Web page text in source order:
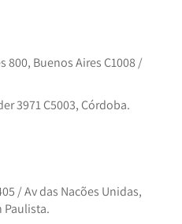
800, Buenos Aires C1008 /
3971 C5003, Córdoba.
/ Av das Nacões Unidas,
Paulista.